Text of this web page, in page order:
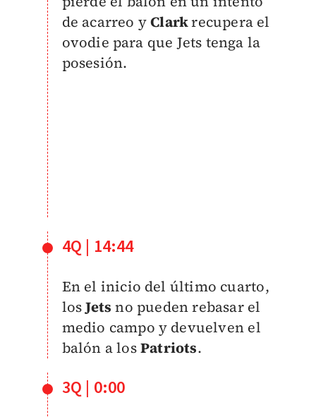
de acarreo yClarkrecupera el
ovodie para que Jets tenga la
posesión.
4Q | 14:44
En el inicio del último cuarto,
losJets no pueden rebasar el
medio campo y devuelven el
balón a losPatriots.
3Q | 0:00